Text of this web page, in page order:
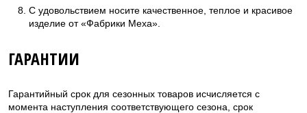
С удовольствием носите качественное, теплое и красивое
изделие от «Фабрики Меха».
ГАРАНТИИ
Гарантийный срок для сезонных товаров исчисляется с
момента наступления соответствующего сезона, срок